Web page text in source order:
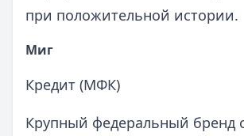
при положительной истории.
Миг
Кредит (МФК)
Крупный федеральный бренд